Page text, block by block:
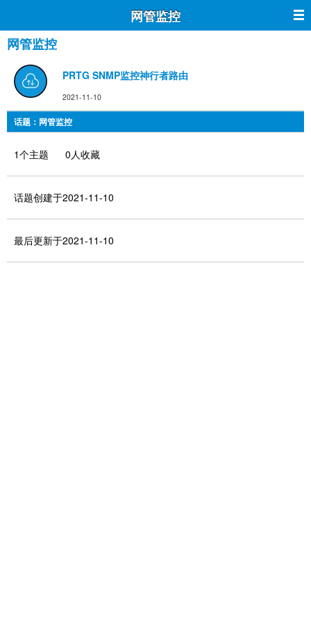
网管监控
网管监控
PRTG SNMP监控神行者路由
2021-11-10
话题：网管监控
1个主题 0人收藏
话题创建于2021-11-10
最后更新于2021-11-10